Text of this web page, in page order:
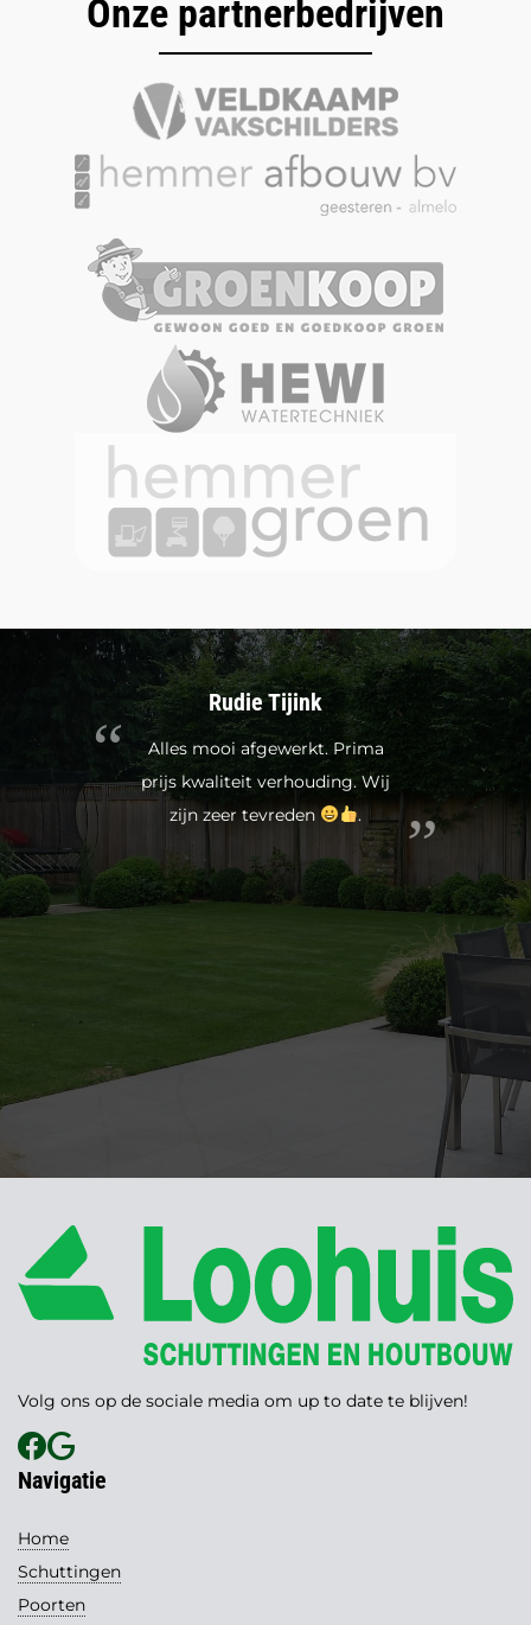
Onze partnerbedrijven
Rudie Tijink
Alles mooi afgewerkt. Prima
prijs kwaliteit verhouding. Wij
zijn zeer tevreden
.
Volg ons op de sociale media om up to date te blijven!
Navigatie
Home
Schuttingen
Poorten